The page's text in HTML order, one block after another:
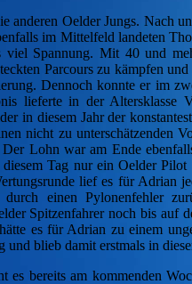
anderen Oelder Jungs. Nach
im Mittelfeld landeten
viel Spannung. Mit 40 und
Parcours zu kämpfen
Dennoch konnte er im
lieferte in der Altersklasse
in diesem Jahr der
nicht zu unterschätzenden
Lohn war am Ende
Tag nur ein Oelder
lief es für Adrian
durch einen Pylonenfehler
Spitzenfahrer noch bis auf
es für Adrian zu einem
und blieb damit erstmals in
es bereits am kommenden